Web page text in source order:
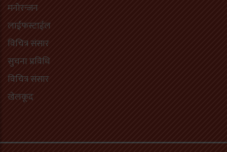
मनोरन्जन
लाईफस्टाईल
विचित्र संसार
सुचना प्रविधि
विचित्र संसार
खेलकूद